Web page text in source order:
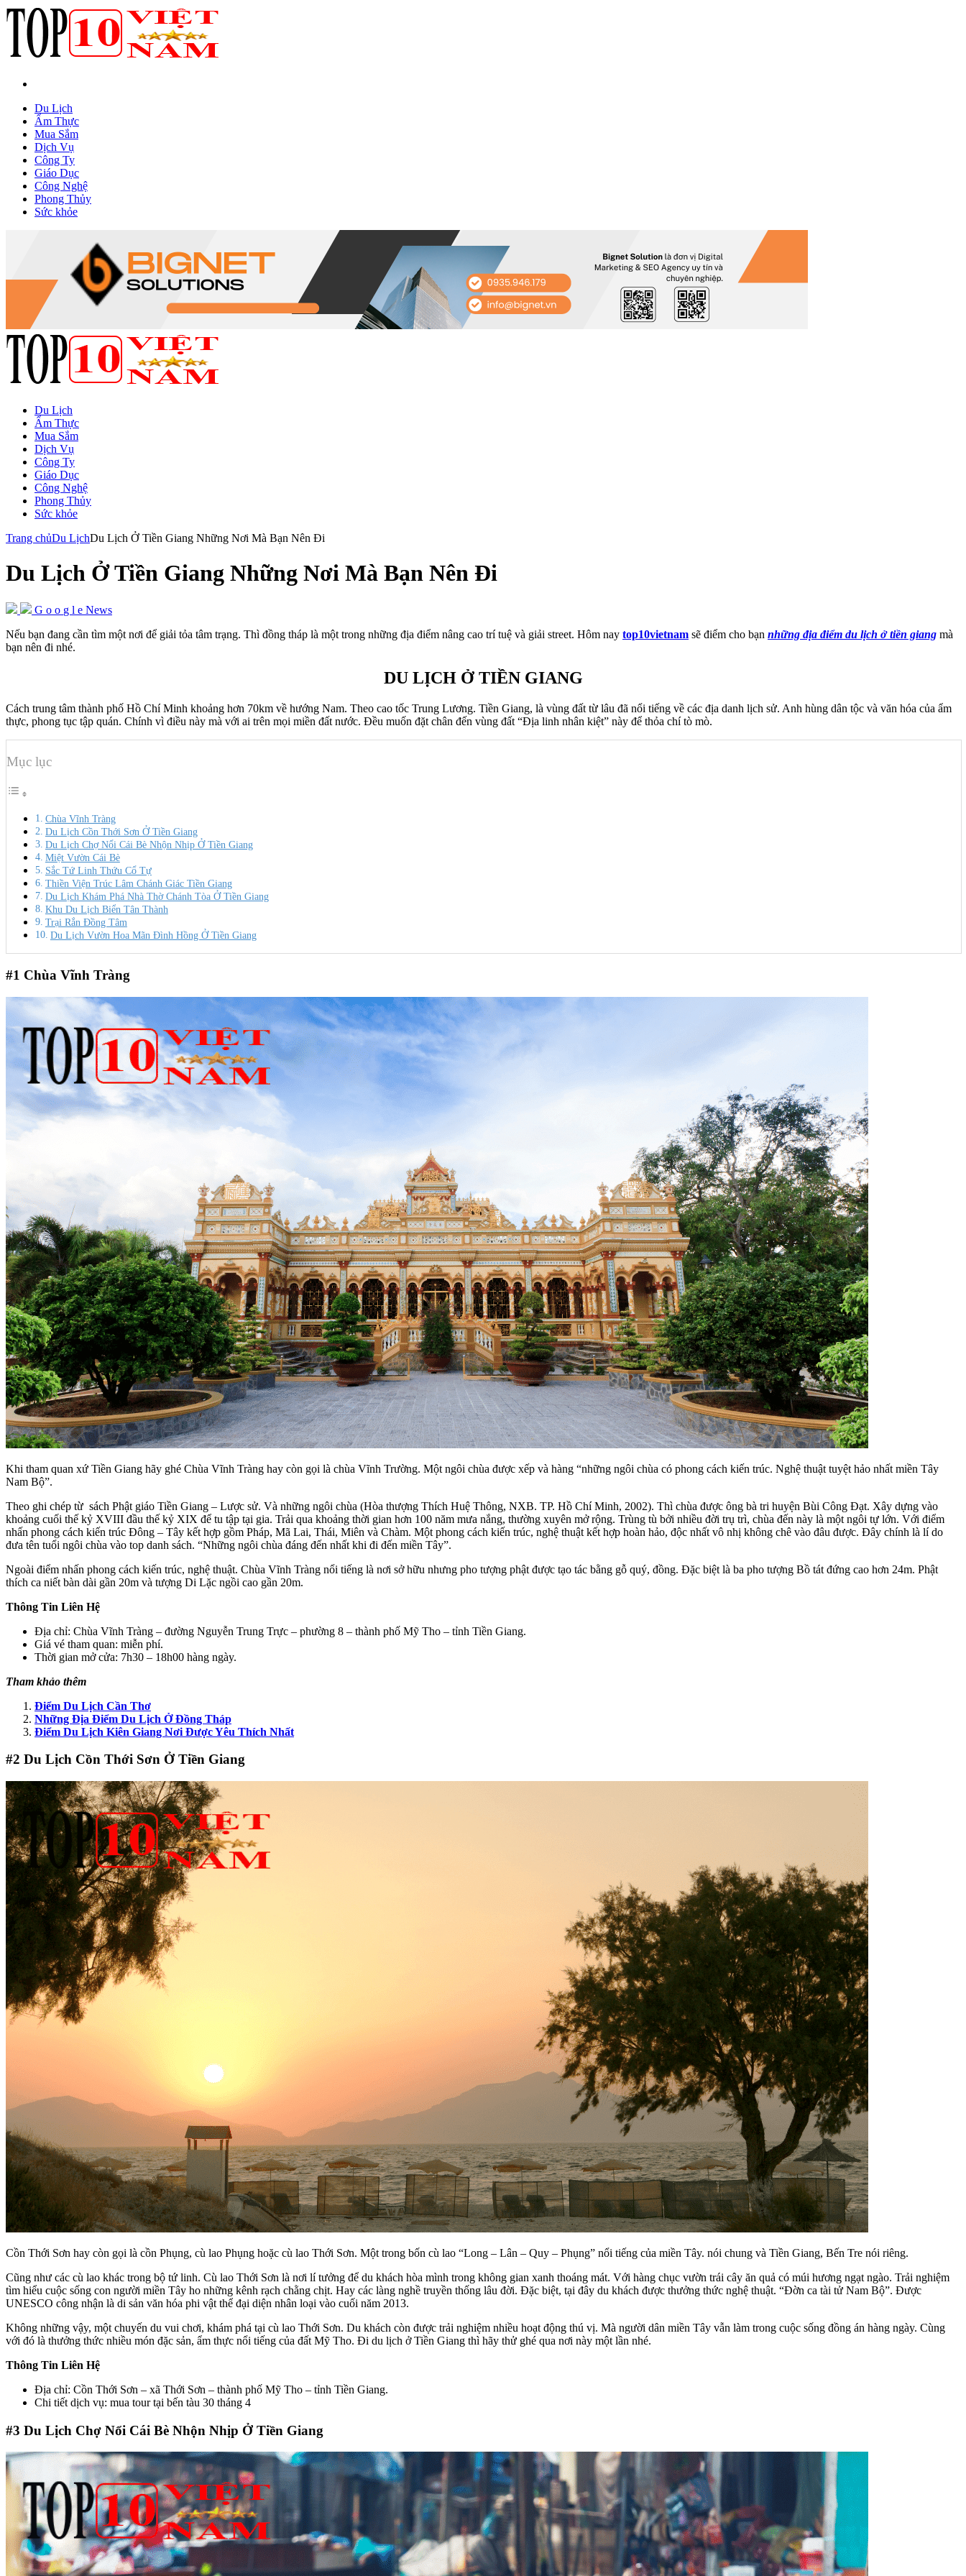
Du Lịch
Ẩm Thực
Mua Sắm
Dịch Vụ
Công Ty
Giáo Dục
Công Nghệ
Phong Thủy
Sức khỏe
Du Lịch
Ẩm Thực
Mua Sắm
Dịch Vụ
Công Ty
Giáo Dục
Công Nghệ
Phong Thủy
Sức khỏe
Trang chủDu LịchDu Lịch Ở Tiền Giang Những Nơi Mà Bạn Nên Đi
Du Lịch Ở Tiền Giang Những Nơi Mà Bạn Nên Đi
G o o g l e News
Nếu bạn đang cần tìm một nơi để giải tỏa tâm trạng. Thì đồng tháp là một trong những địa điểm nâng cao trí tuệ và giải street. Hôm nay top10vietnam sẽ điểm cho bạn những địa điểm du lịch ở tiền giang mà
bạn nên đi nhé.
DU LỊCH Ở TIỀN GIANG
Cách trung tâm thành phố Hồ Chí Minh khoảng hơn 70km về hướng Nam. Theo cao tốc Trung Lương. Tiền Giang, là vùng đất từ lâu đã nổi tiếng về các địa danh lịch sử. Anh hùng dân tộc và văn hóa của ẩm
thực, phong tục tập quán. Chính vì điều này mà với ai trên mọi miền đất nước. Đều muốn đặt chân đến vùng đất “Địa linh nhân kiệt” này để thỏa chí tò mò.
Mục lục
Chùa Vĩnh Tràng
Du Lịch Cồn Thới Sơn Ở Tiền Giang
Du Lịch Chợ Nổi Cái Bè Nhộn Nhịp Ở Tiền Giang
Miệt Vườn Cái Bè
Sắc Tứ Linh Thứu Cổ Tự
Thiền Viện Trúc Lâm Chánh Giác Tiền Giang
Du Lịch Khám Phá Nhà Thờ Chánh Tòa Ở Tiền Giang
Khu Du Lịch Biển Tân Thành
Trại Rắn Đồng Tâm
Du Lịch Vườn Hoa Mãn Đình Hồng Ở Tiền Giang
#1 Chùa Vĩnh Tràng
Khi tham quan xứ Tiền Giang hãy ghé Chùa Vĩnh Tràng hay còn gọi là chùa Vĩnh Trường. Một ngôi chùa được xếp và hàng “những ngôi chùa có phong cách kiến trúc. Nghệ thuật tuyệt hảo nhất miền Tây
Nam Bộ”.
Theo ghi chép từ sách Phật giáo Tiền Giang – Lược sử. Và những ngôi chùa (Hòa thượng Thích Huệ Thông, NXB. TP. Hồ Chí Minh, 2002). Thì chùa được ông bà tri huyện Bùi Công Đạt. Xây dựng vào
khoảng cuối thế kỷ XVIII đầu thế kỷ XIX để tu tập tại gia. Trải qua khoảng thời gian hơn 100 năm mưa nắng, thường xuyên mở rộng. Trùng tù bởi nhiều đời trụ trì, chùa đến này là một ngôi tự lớn. Với điểm
nhấn phong cách kiến trúc Đông – Tây kết hợp gồm Pháp, Mã Lai, Thái, Miên và Chàm. Một phong cách kiến trúc, nghệ thuật kết hợp hoàn hảo, độc nhất vô nhị không chê vào đâu được. Đây chính là lí do
đưa tên tuổi ngôi chùa vào top danh sách. “Những ngôi chùa đáng đến nhất khi đi đến miền Tây”.
Ngoài điểm nhấn phong cách kiến trúc, nghệ thuật. Chùa Vĩnh Tràng nổi tiếng là nơi sở hữu nhưng pho tượng phật được tạo tác bằng gỗ quý, đồng. Đặc biệt là ba pho tượng Bồ tát đứng cao hơn 24m. Phật
thích ca niết bàn dài gần 20m và tượng Di Lặc ngồi cao gần 20m.
Thông Tin Liên Hệ
Địa chỉ: Chùa Vĩnh Tràng – đường Nguyễn Trung Trực – phường 8 – thành phố Mỹ Tho – tỉnh Tiền Giang.
Giá vé tham quan: miễn phí.
Thời gian mở cửa: 7h30 – 18h00 hàng ngày.
Tham khảo thêm
Điểm Du Lịch Cần Thơ
Những Địa Điểm Du Lịch Ở Đồng Tháp
Điểm Du Lịch Kiên Giang Nơi Được Yêu Thích Nhất
#2 Du Lịch Cồn Thới Sơn Ở Tiền Giang
Cồn Thới Sơn hay còn gọi là cồn Phụng, cù lao Phụng hoặc cù lao Thới Sơn. Một trong bốn cù lao “Long – Lân – Quy – Phụng” nổi tiếng của miền Tây. nói chung và Tiền Giang, Bến Tre nói riêng.
Cũng như các cù lao khác trong bộ tứ linh. Cù lao Thới Sơn là nơi lí tưởng để du khách hòa mình trong không gian xanh thoáng mát. Với hàng chục vườn trái cây ăn quả có múi hương ngạt ngào. Trải nghiệm
tìm hiểu cuộc sống con người miền Tây ho những kênh rạch chằng chịt. Hay các làng nghề truyền thống lâu đời. Đặc biệt, tại đây du khách được thưởng thức nghệ thuật. “Đờn ca tài tử Nam Bộ”. Được
UNESCO công nhận là di sản văn hóa phi vật thể đại diện nhân loại vào cuối năm 2013.
Không những vậy, một chuyến du vui chơi, khám phá tại cù lao Thới Sơn. Du khách còn được trải nghiệm nhiều hoạt động thú vị. Mà người dân miền Tây vẫn làm trong cuộc sống đồng án hàng ngày. Cùng
với đó là thưởng thức nhiều món đặc sản, ẩm thực nổi tiếng của đất Mỹ Tho. Đi du lịch ở Tiền Giang thì hãy thử ghé qua nơi này một lần nhé.
Thông Tin Liên Hệ
Địa chỉ: Cồn Thới Sơn – xã Thới Sơn – thành phố Mỹ Tho – tỉnh Tiền Giang.
Chi tiết dịch vụ: mua tour tại bến tàu 30 tháng 4
#3 Du Lịch Chợ Nổi Cái Bè Nhộn Nhịp Ở Tiền Giang